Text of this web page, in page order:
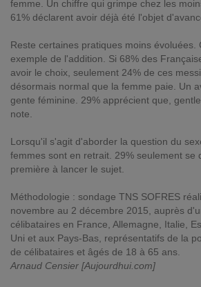
femme. Un chiffre qui grimpe chez les
61% déclarent avoir déjà été l'objet
Reste certaines pratiques moins évoluées.
exemple de l'addition. Si 68% des
avoir le choix, seulement 24% de ces
désormais normal que la femme paie. Un
gente féminine. 29% apprécient que,
note.
Lorsqu'il s'agit d'aborder la question du
femmes sont en retrait. 29% seulement se
première à lancer le sujet.
Méthodologie : sondage TNS SOFRES
novembre au 2 décembre 2015, auprès
célibataires en France, Allemagne, Italie,
Uni et aux Pays-Bas, représentatifs de la
de célibataires et âgés de 18 à 65 ans.
Arnaud Censier [Aujourdhui.com]